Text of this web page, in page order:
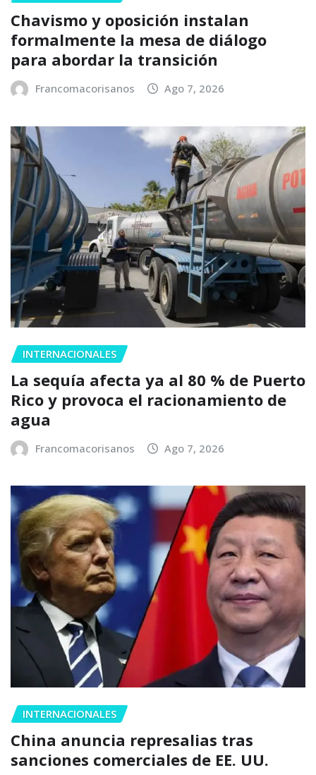
Chavismo y oposición instalan
formalmente la mesa de diálogo
para abordar la transición
Francomacorisanos Ago 7, 2026
INTERNACIONALES
La sequía afecta ya al 80 % de Puerto
Rico y provoca el racionamiento de
agua
Francomacorisanos Ago 7, 2026
INTERNACIONALES
China anuncia represalias tras
sanciones comerciales de EE. UU.